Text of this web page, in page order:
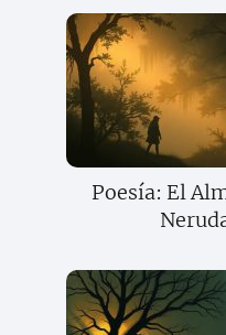
Poesía: El